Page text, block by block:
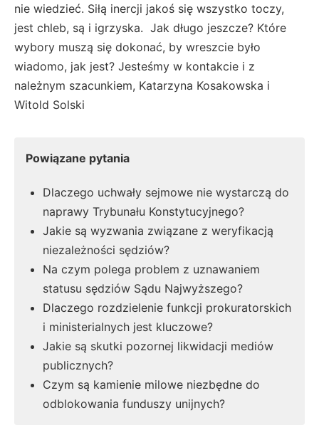
nie wiedzieć. Siłą inercji jakoś się wszystko toczy,
jest chleb, są i igrzyska. Jak długo jeszcze? Które
wybory muszą się dokonać, by wreszcie było
wiadomo, jak jest? Jesteśmy w kontakcie i z
należnym szacunkiem, Katarzyna Kosakowska i
Witold Solski
Powiązane pytania
Dlaczego uchwały sejmowe nie wystarczą do
naprawy Trybunału Konstytucyjnego?
Jakie są wyzwania związane z weryfikacją
niezależności sędziów?
Na czym polega problem z uznawaniem
statusu sędziów Sądu Najwyższego?
Dlaczego rozdzielenie funkcji prokuratorskich
i ministerialnych jest kluczowe?
Jakie są skutki pozornej likwidacji mediów
publicznych?
Czym są kamienie milowe niezbędne do
odblokowania funduszy unijnych?